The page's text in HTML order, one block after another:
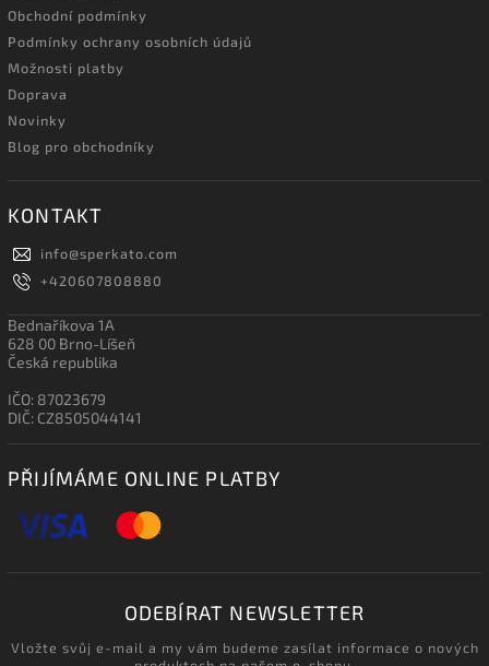
Obchodní podmínky
Podmínky ochrany osobních údajů
Možnosti platby
Doprava
Novinky
Blog pro obchodníky
KONTAKT
info@sperkato.com
+420607808880
Bednaříkova 1A
628 00 Brno-Líšeň
Česká republika
IČO: 87023679
DIČ: CZ8505044141
PŘIJÍMÁME ONLINE PLATBY
ODEBÍRAT NEWSLETTER
Vložte svůj e-mail a my vám budeme zasílat informace o nových